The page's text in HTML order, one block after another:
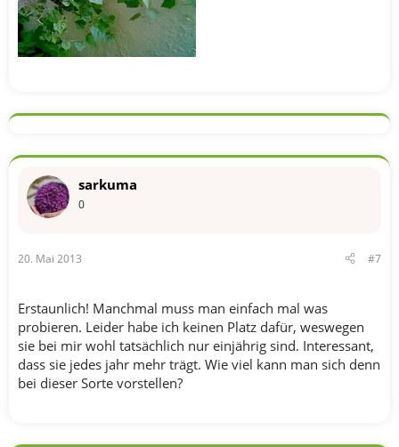
sarkuma
0
20. Mai 2013 #7
Erstaunlich! Manchmal muss man einfach mal was
probieren. Leider habe ich keinen Platz dafür, weswegen
sie bei mir wohl tatsächlich nur einjährig sind. Interessant,
dass sie jedes jahr mehr trägt. Wie viel kann man sich denn
bei dieser Sorte vorstellen?